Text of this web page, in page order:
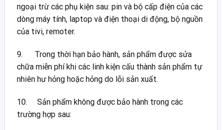
ngoại trừ các phụ kiện sau: pin và bộ cấp điện của các
dòng máy tính, laptop và điện thoại di động, bộ nguồn
của tivi, remoter.
9. Trong thời hạn bảo hành, sản phẩm được sửa
chữa miễn phí khi các linh kiện cấu thành sản phẩm tự
nhiên hư hỏng hoặc hỏng do lỗi sản xuất.
10. Sản phẩm không được bảo hành trong các
trường hợp sau: